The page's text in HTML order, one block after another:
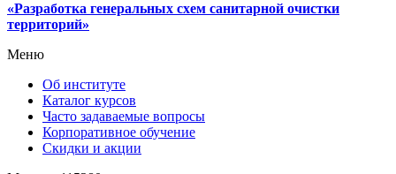
«Разработка генеральных схем санитарной очистки
территорий»
Меню
Об институте
Каталог курсов
Часто задаваемые вопросы
Корпоративное обучение
Скидки и акции